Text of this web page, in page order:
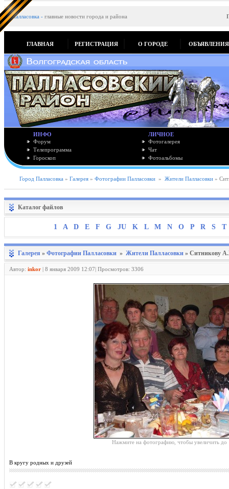
Палласовка - главные новости города и района
ГЛАВНАЯ РЕГИСТРАЦИЯ О ГОРОДЕ ОБЪЯВЛЕНИЯ
ИНФО
Форум
Телепрограмма
Гороскоп
ЛИЧНОЕ
Фотогалерея
Чат
Фотоальбомы
Город Палласовка » Галерея » Фотографии Палласовки » Жители Палласовки »
Каталог файлов
1 A D E F G JU K L M N O P R S T
Галерея » Фотографии Палласовки » Жители Палласовки » Ситникову
Автор: inkor | 8 января 2009 12:07| Просмотров: 3306
Нажмите на фотографию, чтобы увеличить
В кругу родных и друзей